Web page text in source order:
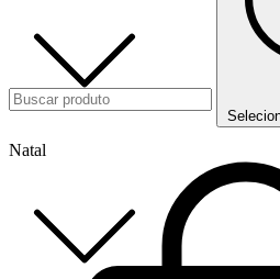
Natal